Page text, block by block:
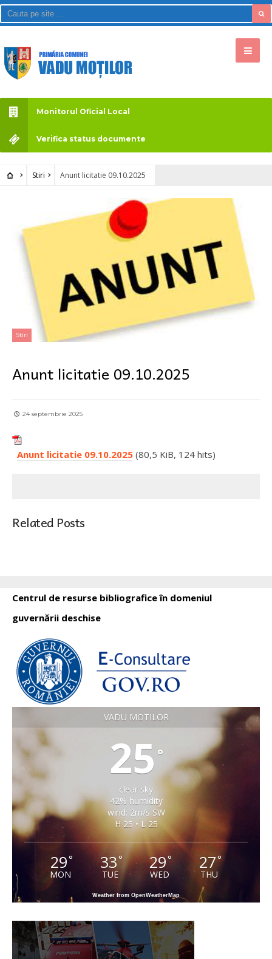
Monitorul Oficial Local
Verifica status documente
Stiri Anunt licitatie 09.10.2025
Stiri
Anunt licitatie 09.10.2025
24 septembrie 2025
Anunt licitatie 09.10.2025 (80,5 KiB, 124 hits)
Related Posts
Centrul de resurse bibliografice în domeniul
guvernării deschise
VADU MOTILOR
25 °
clear sky
42% humidity
wind: 2m/s SW
H 25 • L 25
29°
MON
33°
TUE
29°
WED
27°
THU
Weather from OpenWeatherMap